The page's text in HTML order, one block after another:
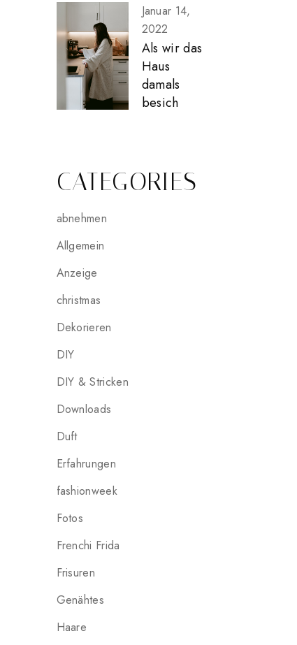
Januar 14,
2022
Als wir das
Haus
damals
besich
CATEGORIES
abnehmen
Allgemein
Anzeige
christmas
Dekorieren
DIY
DIY & Stricken
Downloads
Duft
Erfahrungen
fashionweek
Fotos
Frenchi Frida
Frisuren
Genähtes
Haare